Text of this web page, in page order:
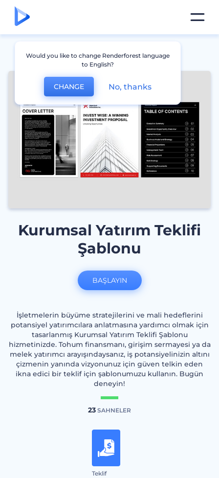
Kurumsal Yatırım Teklifi
Şablonu
İşletmelerin büyüme stratejilerini ve mali hedeflerini
potansiyel yatırımcılara anlatmasına yardımcı olmak için
tasarlanmış Kurumsal Yatırım Teklifi Şablonu
hizmetinizde. Tohum finansmanı, girişim sermayesi ya da
melek yatırımcı arayışındaysanız, iş potansiyelinizin altını
çizmenin yanında vizyonunuz için güven telkin eden
ikna edici bir teklif için şablonumuzu kullanın. Bugün
deneyin!
23 SAHNELER
Teklif
BAŞLAYIN
Would you like to change Renderforest language
to English?
CHANGE No, thanks